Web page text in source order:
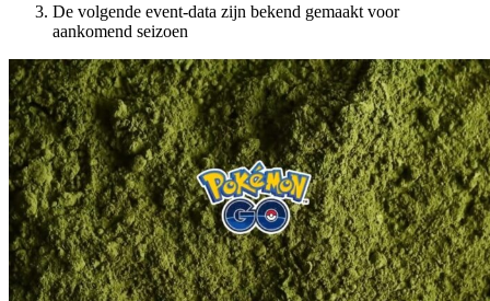
De volgende event-data zijn bekend gemaakt voor
aankomend seizoen